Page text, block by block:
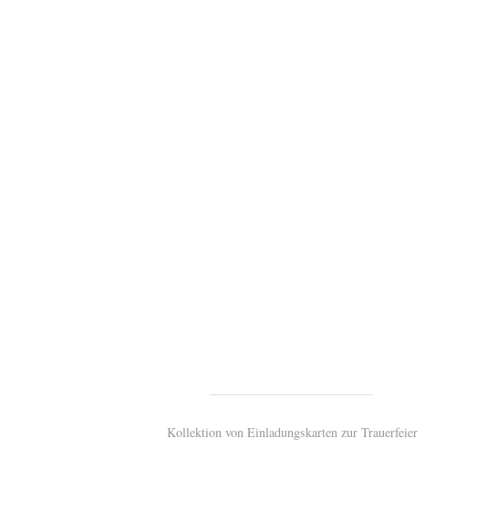
Kollektion von Einladungskarten zur Trauerfeier